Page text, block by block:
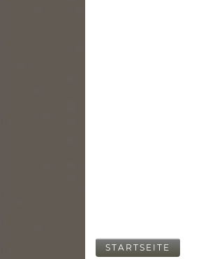
STARTSEITE